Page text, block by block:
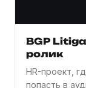
BGP
ролик
HR-проект,
попасть в